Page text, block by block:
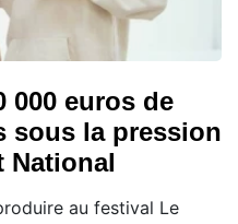
000 euros de
sous la pression
National
au festival Le